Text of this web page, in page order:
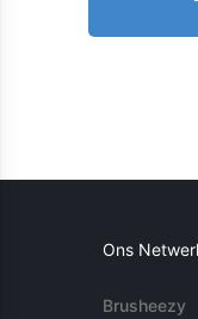
Ons
Brusheezy